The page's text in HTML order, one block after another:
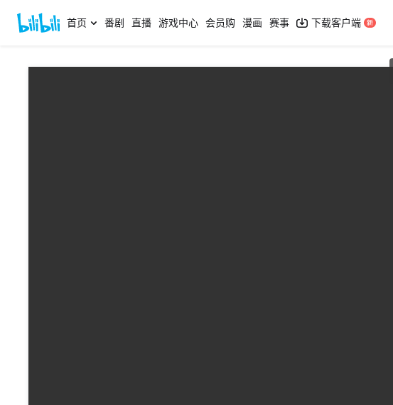
首页 番剧 直播 游戏中心 会员购 漫画 赛事 下载客户端